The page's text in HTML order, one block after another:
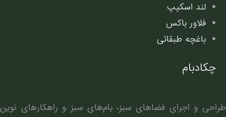
لند اسکیپ
فلاور باکس
باغچه طبقاتی
چکادبام
طراحی و اجرای فضاهای سبز، بام‌های سبز و راهکارهای نوین